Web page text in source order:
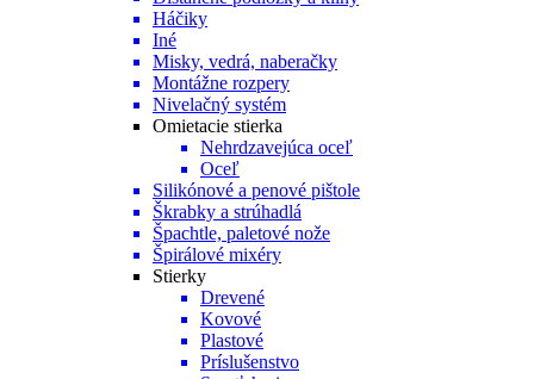
Háčiky
Iné
Misky, vedrá, naberačky
Montážne rozpery
Nivelačný systém
Omietacie stierka
Nehrdzavejúca oceľ
Oceľ
Silikónové a penové pištole
Škrabky a strúhadlá
Špachtle, paletové nože
Špirálové mixéry
Stierky
Drevené
Kovové
Plastové
Príslušenstvo